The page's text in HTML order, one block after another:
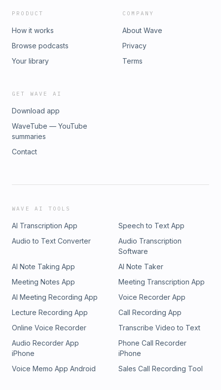
PRODUCT
How it works
Browse podcasts
Your library
COMPANY
About Wave
Privacy
Terms
GET WAVE AI
Download app
WaveTube — YouTube
summaries
Contact
WAVE AI TOOLS
AI Transcription App
Speech to Text App
Audio to Text Converter
Audio Transcription
Software
AI Note Taking App
AI Note Taker
Meeting Notes App
Meeting Transcription App
AI Meeting Recording App
Voice Recorder App
Lecture Recording App
Call Recording App
Online Voice Recorder
Transcribe Video to Text
Audio Recorder App
iPhone
Phone Call Recorder
iPhone
Voice Memo App Android
Sales Call Recording Tool